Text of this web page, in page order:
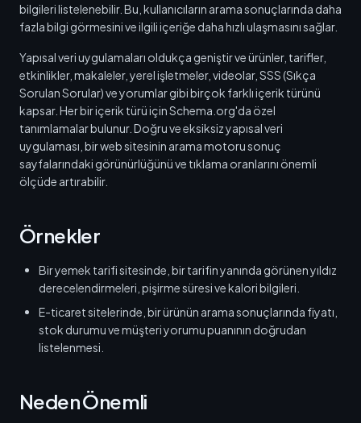
bilgileri listelenebilir. Bu, kullanıcıların arama sonuçlarında daha
fazla bilgi görmesini ve ilgili içeriğe daha hızlı ulaşmasını sağlar.
Yapısal veri uygulamaları oldukça geniştir ve ürünler, tarifler,
etkinlikler, makaleler, yerel işletmeler, videolar, SSS (Sıkça
Sorulan Sorular) ve yorumlar gibi birçok farklı içerik türünü
kapsar. Her bir içerik türü için Schema.org'da özel
tanımlamalar bulunur. Doğru ve eksiksiz yapısal veri
uygulaması, bir web sitesinin arama motoru sonuç
sayfalarındaki görünürlüğünü ve tıklama oranlarını önemli
ölçüde artırabilir.
Örnekler
Bir yemek tarifi sitesinde, bir tarifin yanında görünen yıldız
derecelendirmeleri, pişirme süresi ve kalori bilgileri.
E-ticaret sitelerinde, bir ürünün arama sonuçlarında fiyatı,
stok durumu ve müşteri yorumu puanının doğrudan
listelenmesi.
Neden Önemli